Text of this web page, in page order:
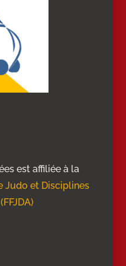
est affiliée à la
Judo et Disciplines